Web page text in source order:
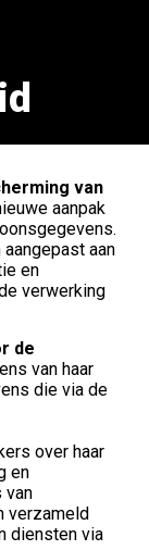
van
aanpak
aan
en
verwerking
de
van haar
die via de
over haar
en
van
verzameld
diensten via